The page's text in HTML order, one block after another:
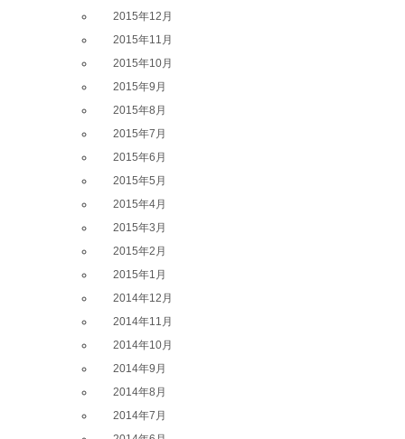
2015年12月
2015年11月
2015年10月
2015年9月
2015年8月
2015年7月
2015年6月
2015年5月
2015年4月
2015年3月
2015年2月
2015年1月
2014年12月
2014年11月
2014年10月
2014年9月
2014年8月
2014年7月